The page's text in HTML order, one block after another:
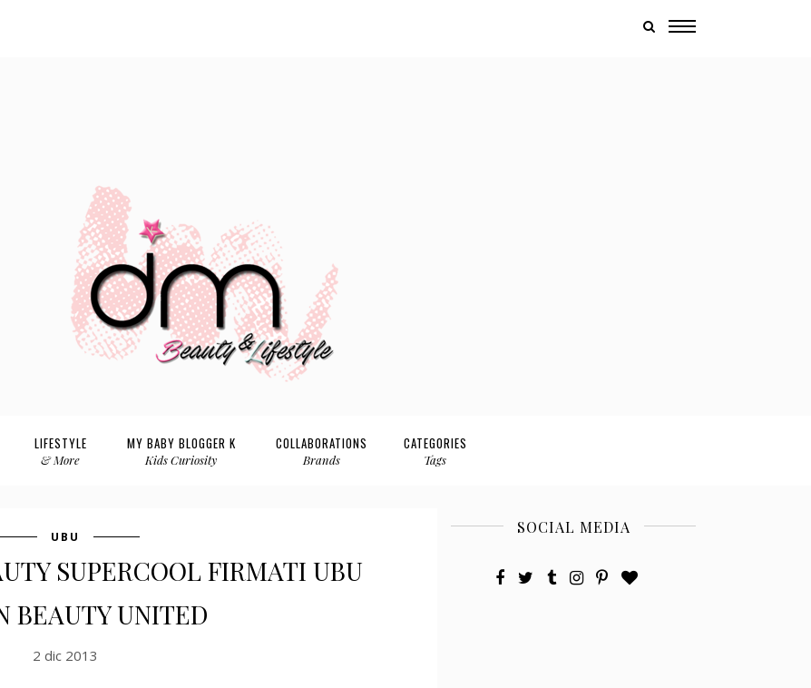
LIFESTYLE
& More
MY BABY BLOGGER K
Kids Curiosity
COLLABORATIONS
Brands
CATEGORIES
Tags
UBU
SUPERCOOL FIRMATI UBU
BEAUTY UNITED
2 dic 2013
SOCIAL MEDIA